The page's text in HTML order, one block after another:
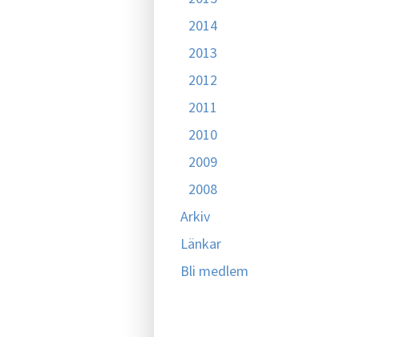
2014
2013
2012
2011
2010
2009
2008
Arkiv
Länkar
Bli medlem